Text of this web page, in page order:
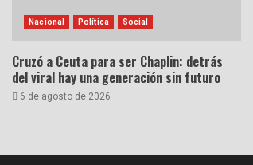
Nacional Política Social
Cruzó a Ceuta para ser Chaplin: detrás
del viral hay una generación sin futuro
6 de agosto de 2026